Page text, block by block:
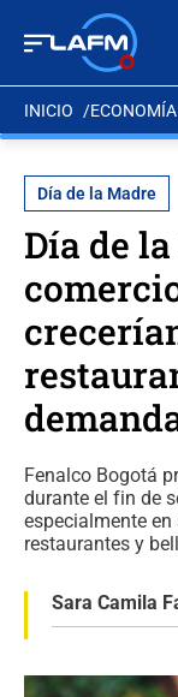
INICIO ECONOMÍA
Día de la Madre
Día de
Fenalco Bogotá
durante el fin de
especialmente
restaurantes y
Sara Camila